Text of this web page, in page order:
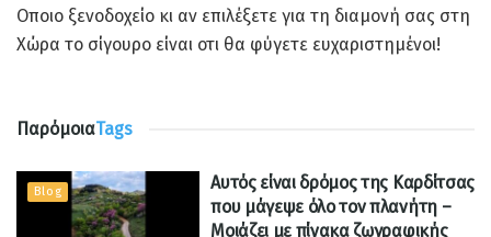
Οποιο ξενοδοχείο κι αν επιλέξετε για τη διαμονή σας στη
Χώρα το σίγουρο είναι οτι θα φύγετε ευχαριστημένοι!
ΠαρόμοιαTags
Blog
Αυτός είναι δρόμος της Καρδίτσας
που μάγεψε όλο τον πλανήτη –
Μοιάζει με πίνακα ζωγραφικής